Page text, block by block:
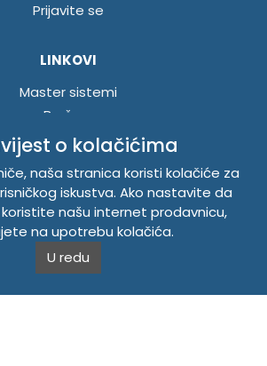
Prijavite se
LINKOVI
Master sistemi
Brošure
Akcije
INFORMACIJE
Politika o kolačićima
Uslovi korištenja
Politika privatnosti
o kolačićima
naša stranica koristi kolačiće za
iskustva. Ako nastavite da
našu internet prodavnicu,
na upotrebu kolačića.
U redu